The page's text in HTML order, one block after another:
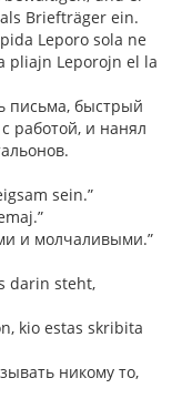
Briefträger ein.
Leporo sola ne
pliajn Leporojn el la
письма, быстрый
работой, и нанял
sein.”
и молчаливыми.”
darin steht,
kio estas skribita
никому то,